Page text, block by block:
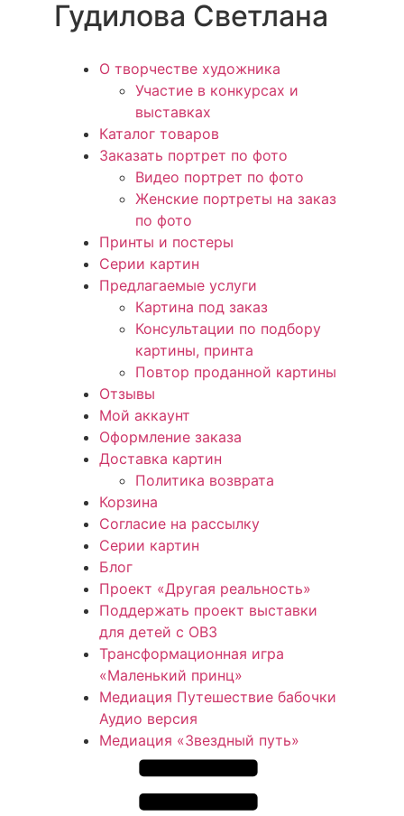
Гудилова Светлана
О творчестве художника
Участие в конкурсах и
выставках
Каталог товаров
Заказать портрет по фото
Видео портрет по фото
Женские портреты на заказ
по фото
Принты и постеры
Серии картин
Предлагаемые услуги
Картина под заказ
Консультации по подбору
картины, принта
Повтор проданной картины
Отзывы
Мой аккаунт
Оформление заказа
Доставка картин
Политика возврата
Корзина
Согласие на рассылку
Серии картин
Блог
Проект «Другая реальность»
Поддержать проект выставки
для детей с ОВЗ
Трансформационная игра
«Маленький принц»
Медиация Путешествие бабочки
Аудио версия
Медиация «Звездный путь»